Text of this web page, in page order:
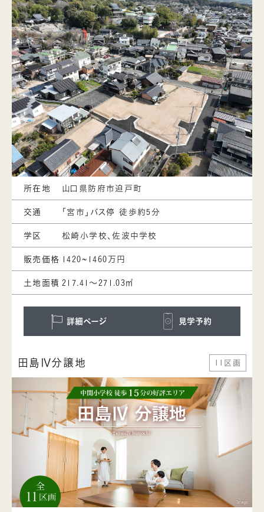
所在地 山口県防府市迫戸町
交通 「宮市」バス停 徒歩約5分
学区 松崎小学校、佐波中学校
販売価格 1420~1460万円
土地面積 217.41～271.03㎡
詳細ページ 見学予約
田島Ⅳ分譲地 11区画